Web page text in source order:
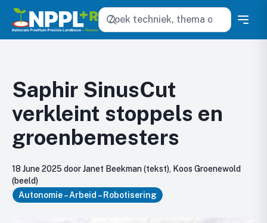
Zoeken
Saphir SinusCut
verkleint stoppels en
groenbemesters
18 June 2025 door Janet Beekman (tekst), Koos Groenewold
(beeld)
Autonomie – Arbeid – Robotisering